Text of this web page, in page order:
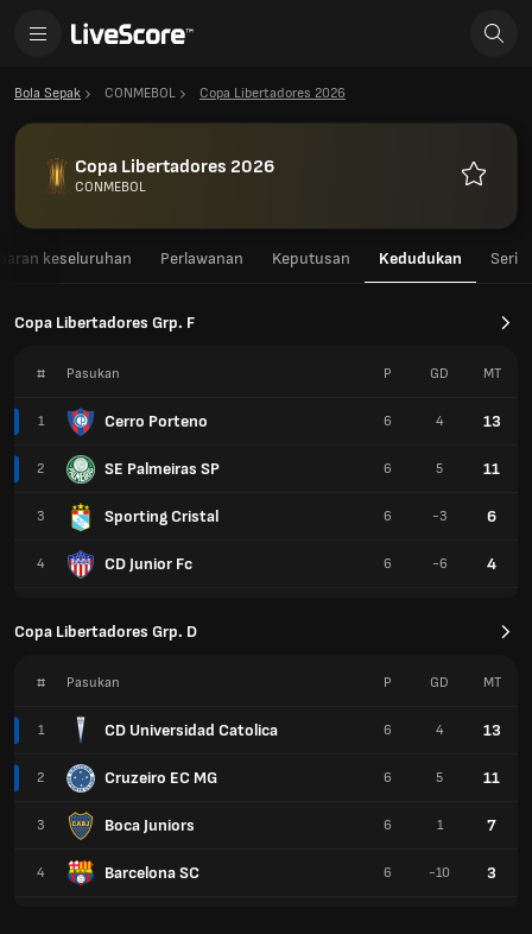
Bola Sepak CONMEBOL Copa Libertadores 2026
Copa Libertadores 2026
CONMEBOL
keseluruhan Perlawanan Keputusan Kedudukan Seri
Copa Libertadores Grp. F
# Pasukan
1 Cerro Porteno
2 SE Palmeiras SP
3 Sporting Cristal
4 CD Junior Fc
P GD MT
6 4 13
6 5 11
6 -3 6
6 -6 4
Copa Libertadores Grp. D
# Pasukan
1 CD Universidad Catolica
2 Cruzeiro EC MG
3 Boca Juniors
4 Barcelona SC
P GD MT
6 4 13
6 5 11
6 1 7
6 -10 3